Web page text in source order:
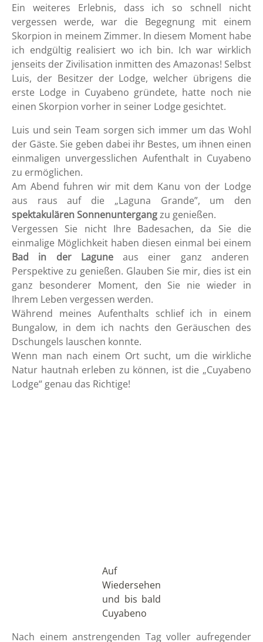
Ein weiteres Erlebnis, dass ich so schnell nicht
vergessen werde, war die Begegnung mit einem
Skorpion in meinem Zimmer. In diesem Moment habe
ich endgültig realisiert wo ich bin. Ich war wirklich
jenseits der Zivilisation inmitten des Amazonas! Selbst
Luis, der Besitzer der Lodge, welcher übrigens die
erste Lodge in Cuyabeno gründete, hatte noch nie
einen Skorpion vorher in seiner Lodge gesichtet.
Luis und sein Team sorgen sich immer um das Wohl
der Gäste. Sie geben dabei ihr Bestes, um ihnen einen
einmaligen unvergesslichen Aufenthalt in Cuyabeno
zu ermöglichen.
Am Abend fuhren wir mit dem Kanu von der Lodge
aus raus auf die „Laguna Grande”, um den
spektakulären Sonnenuntergangzu genießen.
Vergessen Sie nicht Ihre Badesachen, da Sie die
einmalige Möglichkeit haben diesen einmal bei einem
Bad in der Laguneaus einer ganz anderen
Perspektive zu genießen. Glauben Sie mir, dies ist ein
ganz besonderer Moment, den Sie nie wieder in
Ihrem Leben vergessen werden.
Während meines Aufenthalts schlief ich in einem
Bungalow, in dem ich nachts den Geräuschen des
Dschungels lauschen konnte.
Wenn man nach einem Ort sucht, um die wirkliche
Natur hautnah erleben zu können, ist die „Cuyabeno
Lodge“ genau das Richtige!
Auf
Wiedersehen
und bis bald
Cuyabeno
Nach einem anstrengenden Tag voller aufregender